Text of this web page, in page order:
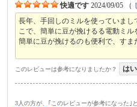
快適です 2024/09/05 （
長年、手回しのミルを使っていま
こで、簡単に豆が挽けるる電動ミル
簡単に豆が挽けるのも便利で、すま
このレビューは参考になりましたか？ はい
3人の方が、｢このレビューが参考になった｣